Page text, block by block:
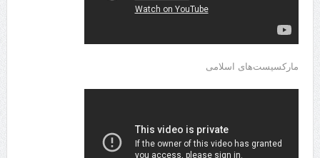
مارکسیست‌های اسلامی